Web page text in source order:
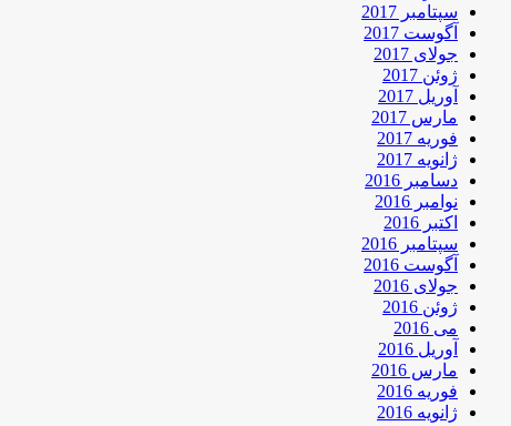
سپتامبر 2017
آگوست 2017
جولای 2017
ژوئن 2017
آوریل 2017
مارس 2017
فوریه 2017
ژانویه 2017
دسامبر 2016
نوامبر 2016
اکتبر 2016
سپتامبر 2016
آگوست 2016
جولای 2016
ژوئن 2016
می 2016
آوریل 2016
مارس 2016
فوریه 2016
ژانویه 2016